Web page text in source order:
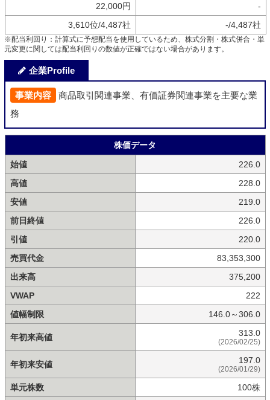
22,000円
-
3,610位/4,487社
-/4,487社
※配当利回り：計算式に予想配当を使用しているため、株式分割・株式併合・単
元変更に関しては配当利回りの数値が正確ではない場合があります。
企業Profile
事業内容
商品取引関連事業、有価証券関連事業を主要な業
務
株価データ
始値
226.0
高値
228.0
安値
219.0
前日終値
226.0
引値
220.0
売買代金
83,353,300
出来高
375,200
VWAP
222
値幅制限
146.0～306.0
年初来高値 313.0
(2026/02/25)
年初来安値 197.0
(2026/01/29)
単元株数
100株